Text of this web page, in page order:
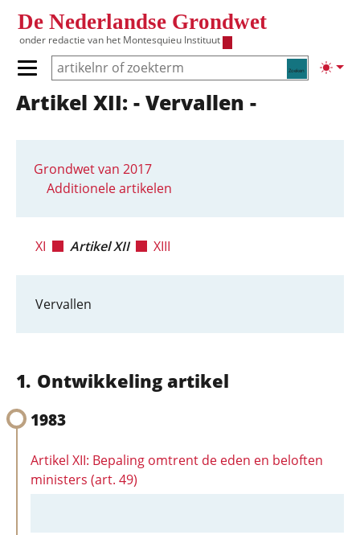
De Nederlandse Grondwet
onder redactie van het Montesquieu Instituut
Zoeken
Primair menu tonen/verbergen
Hoofdnavigatie
Artikel XII: - Vervallen -
Grondwet van 2017
Additionele artikelen
XI Artikel XII XIII
Vervallen
Ontwikkeling artikel
1983
Artikel XII: Bepaling omtrent de eden en beloften
ministers (art. 49)